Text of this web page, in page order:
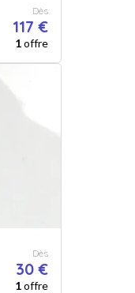
Dès
117 €
1offre
Dès
30 €
1offre